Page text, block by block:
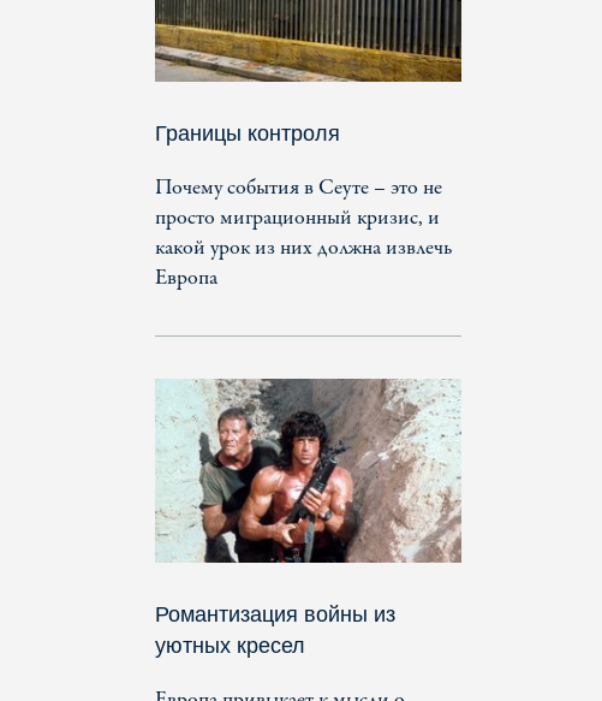
Границы контроля
Почему события в Сеуте – это не
просто миграционный кризис, и
какой урок из них должна извлечь
Европа
Романтизация войны из
уютных кресел